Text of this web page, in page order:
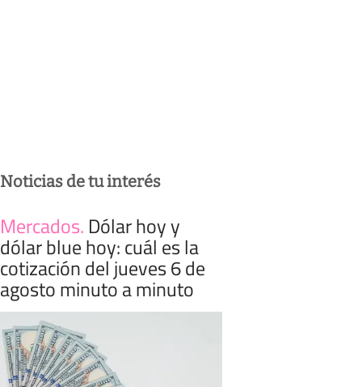
Noticias de tu interés
Mercados. Dólar hoy y
dólar blue hoy: cuál es la
cotización del jueves 6 de
agosto minuto a minuto